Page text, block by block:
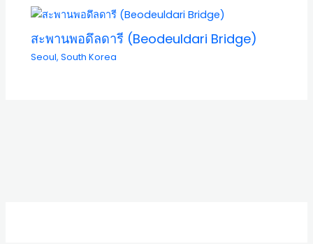
สะพานพอดึลดารี (Beodeuldari Bridge)
Seoul,South Korea